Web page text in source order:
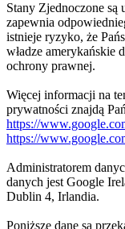
Stany Zjednoczone są
zapewnia
istnieje ryzyko, że
władze
ochrony prawnej.
Więcej informacji na
prywatności znajdą
https://
https://
Administratorem
danych jest Google
Dublin 4, Irlandia.
Poniższe dane są